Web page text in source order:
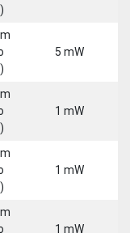
5 mW
1 mW
1 mW
1 mW